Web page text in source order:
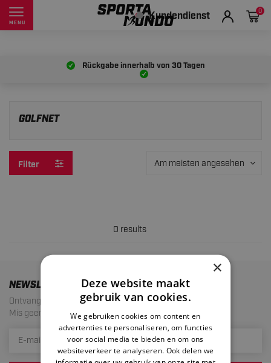
MENU Kundendienst 0
Rückgabe innerhalb von 30 Tagen
GOLFNET
Filter Am meisten angesehen
0 results
NEWSLETTER
Ontvang de laatste aanbiedingen en acties!
Mis geen enkele actie meer. Maximaal 1 mail per maand.
×
Deze website maakt
gebruik van cookies.
We gebruiken cookies om content en
advertenties te personaliseren, om functies
voor social media te bieden en om ons
websiteverkeer te analyseren. Ook delen we